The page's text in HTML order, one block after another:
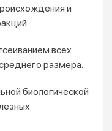
и
всех
размера.
биологической